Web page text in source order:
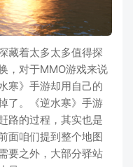
藏着太多太多值得探
，对于MMO游戏来说
寒》手游却用自己的
了。《逆水寒》手游
路的过程，其实也是
面咱们提到整个地图
要之外，大部分驿站